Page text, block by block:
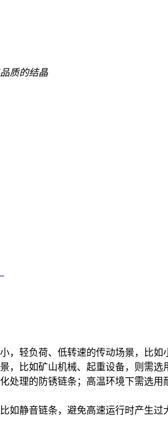
质的结晶
轻负荷、低转速的传动场景，比
比如矿山机械、起重设备，则需
理的防锈链条；高温环境下需选
静音链条，避免高速运行时产生过